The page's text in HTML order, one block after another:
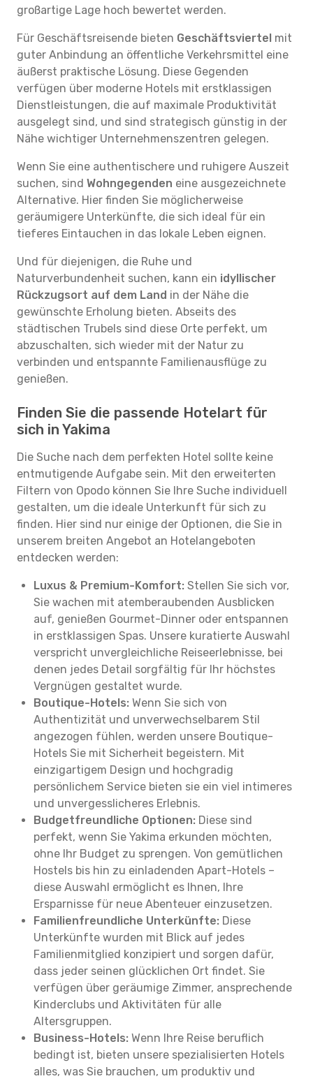
großartige Lage hoch bewertet werden.
Für Geschäftsreisende bieten Geschäftsviertel mit
guter Anbindung an öffentliche Verkehrsmittel eine
äußerst praktische Lösung. Diese Gegenden
verfügen über moderne Hotels mit erstklassigen
Dienstleistungen, die auf maximale Produktivität
ausgelegt sind, und sind strategisch günstig in der
Nähe wichtiger Unternehmenszentren gelegen.
Wenn Sie eine authentischere und ruhigere Auszeit
suchen, sind Wohngegenden eine ausgezeichnete
Alternative. Hier finden Sie möglicherweise
geräumigere Unterkünfte, die sich ideal für ein
tieferes Eintauchen in das lokale Leben eignen.
Und für diejenigen, die Ruhe und
Naturverbundenheit suchen, kann ein idyllischer
Rückzugsort auf dem Land in der Nähe die
gewünschte Erholung bieten. Abseits des
städtischen Trubels sind diese Orte perfekt, um
abzuschalten, sich wieder mit der Natur zu
verbinden und entspannte Familienausflüge zu
genießen.
Finden Sie die passende Hotelart für
sich in Yakima
Die Suche nach dem perfekten Hotel sollte keine
entmutigende Aufgabe sein. Mit den erweiterten
Filtern von Opodo können Sie Ihre Suche individuell
gestalten, um die ideale Unterkunft für sich zu
finden. Hier sind nur einige der Optionen, die Sie in
unserem breiten Angebot an Hotelangeboten
entdecken werden:
Luxus & Premium-Komfort: Stellen Sie sich vor,
Sie wachen mit atemberaubenden Ausblicken
auf, genießen Gourmet-Dinner oder entspannen
in erstklassigen Spas. Unsere kuratierte Auswahl
verspricht unvergleichliche Reiseerlebnisse, bei
denen jedes Detail sorgfältig für Ihr höchstes
Vergnügen gestaltet wurde.
Boutique-Hotels: Wenn Sie sich von
Authentizität und unverwechselbarem Stil
angezogen fühlen, werden unsere Boutique-
Hotels Sie mit Sicherheit begeistern. Mit
einzigartigem Design und hochgradig
persönlichem Service bieten sie ein viel intimeres
und unvergesslicheres Erlebnis.
Budgetfreundliche Optionen: Diese sind
perfekt, wenn Sie Yakima erkunden möchten,
ohne Ihr Budget zu sprengen. Von gemütlichen
Hostels bis hin zu einladenden Apart-Hotels –
diese Auswahl ermöglicht es Ihnen, Ihre
Ersparnisse für neue Abenteuer einzusetzen.
Familienfreundliche Unterkünfte: Diese
Unterkünfte wurden mit Blick auf jedes
Familienmitglied konzipiert und sorgen dafür,
dass jeder seinen glücklichen Ort findet. Sie
verfügen über geräumige Zimmer, ansprechende
Kinderclubs und Aktivitäten für alle
Altersgruppen.
Business-Hotels: Wenn Ihre Reise beruflich
bedingt ist, bieten unsere spezialisierten Hotels
alles, was Sie brauchen, um produktiv und